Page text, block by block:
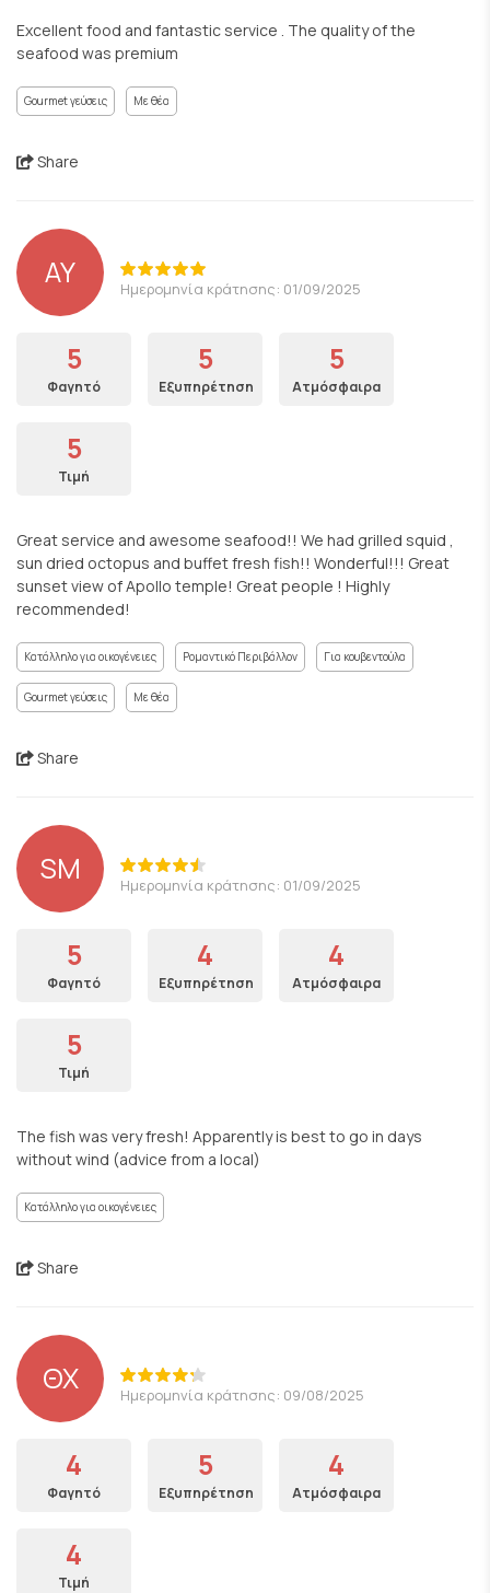
Excellent food and fantastic service . The quality of the
seafood was premium
Gourmet γεύσεις Με θέα
Share
AY Ημερομηνία κράτησης: 01/09/2025
5
Φαγητό
5
Εξυπηρέτηση
5
Ατμόσφαιρα
5
Τιμή
Great service and awesome seafood!! We had grilled squid ,
sun dried octopus and buffet fresh fish!! Wonderful!!! Great
sunset view of Apollo temple! Great people ! Highly
recommended!
Κατάλληλο για οικογένειες Ρομαντικό Περιβάλλον Για κουβεντούλα
Gourmet γεύσεις Με θέα
Share
SM Ημερομηνία κράτησης: 01/09/2025
5
Φαγητό
4
Εξυπηρέτηση
4
Ατμόσφαιρα
5
Τιμή
The fish was very fresh! Apparently is best to go in days
without wind (advice from a local)
Κατάλληλο για οικογένειες
Share
ΘΧ Ημερομηνία κράτησης: 09/08/2025
4
Φαγητό
5
Εξυπηρέτηση
4
Ατμόσφαιρα
4
Τιμή